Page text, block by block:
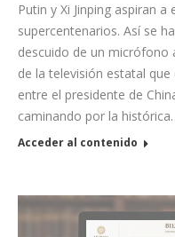
Putin y Xi Jinping aspiran
supercentenarios. Así se
descuido de un micrófono
de la televisión estatal
entre el presidente de
caminando por la
Acceder al contenido